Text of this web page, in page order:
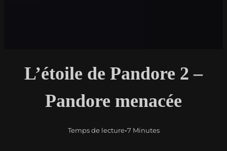
L’étoile de Pandore 2 –
Pandore menacée
Temps de lecture•7 Minutes